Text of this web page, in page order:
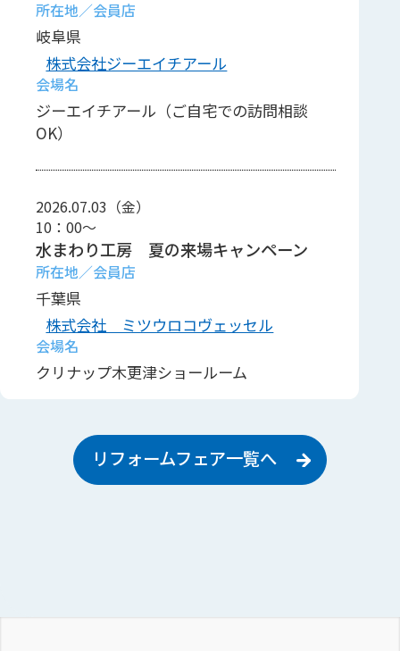
岐阜県
株式会社ジーエイチアール
ジーエイチアール（ご自宅での訪問相談
OK）
2026.07.03（金）
10：00～
水まわり工房 夏の来場キャンペーン
千葉県
株式会社 ミツウロコヴェッセル
クリナップ木更津ショールーム
リフォームフェア一覧へ